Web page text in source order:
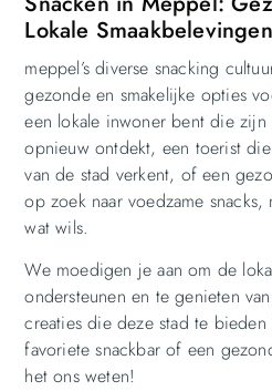
Lokale Smaakbelevingen
meppel’s diverse snacking
gezonde en smakelijke opties
een lokale inwoner bent die zijn
opnieuw ontdekt, een toerist
van de stad verkent, of een
op zoek naar voedzame
wat wils.
We moedigen je aan om de
ondersteunen en te genieten
creaties die deze stad te
favoriete snackbar of een
het ons weten!